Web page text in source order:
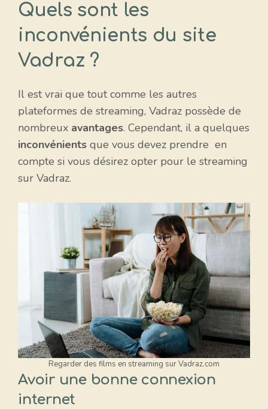
Quels sont les
inconvénients du site
Vadraz ?
Il est vrai que tout comme les autres
plateformes de streaming, Vadraz possède de
nombreux avantages. Cependant, il a quelques
inconvénients que vous devez prendre en
compte si vous désirez opter pour le streaming
sur Vadraz.
Regarder des films en streaming sur Vadraz.com
Avoir une bonne connexion
internet